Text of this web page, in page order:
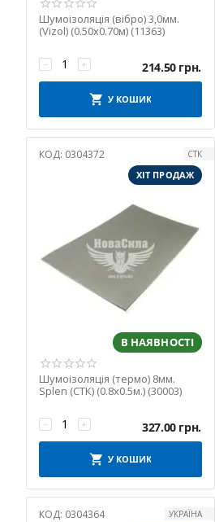
Шумоізоляція (вібро) 3,0мм.
(Vizol) (0.50х0.70м) (11363)
+
− 214.50 грн.
У КОШИК
КОД: 0304372
СТК
ХІТ ПРОДАЖ
В НАЯВНОСТІ
Шумоізоляція (термо) 8мм.
Splen (СТК) (0.8x0.5м.) (30003)
+
− 327.00 грн.
У КОШИК
КОД: 0304364
УКРАЇНА